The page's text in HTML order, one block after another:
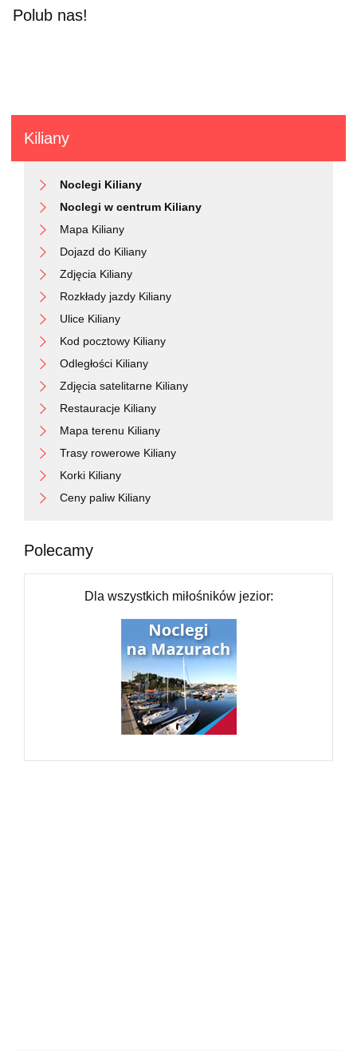
Polub nas!
Kiliany
Noclegi Kiliany
Noclegi w centrum Kiliany
Mapa Kiliany
Dojazd do Kiliany
Zdjęcia Kiliany
Rozkłady jazdy Kiliany
Ulice Kiliany
Kod pocztowy Kiliany
Odległości Kiliany
Zdjęcia satelitarne Kiliany
Restauracje Kiliany
Mapa terenu Kiliany
Trasy rowerowe Kiliany
Korki Kiliany
Ceny paliw Kiliany
Polecamy
Dla wszystkich miłośników jezior: